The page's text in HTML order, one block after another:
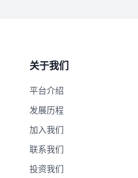
关于我们
平台介绍
发展历程
加入我们
联系我们
投资我们